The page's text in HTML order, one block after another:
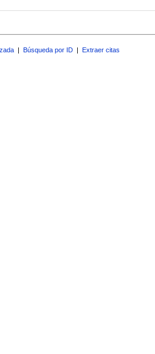
| Búsqueda por ID | Extraer citas